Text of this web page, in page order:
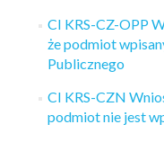
CI KRS-CZ-OPP
że podmiot
Publicznego
CI KRS-CZN
podmiot nie jest